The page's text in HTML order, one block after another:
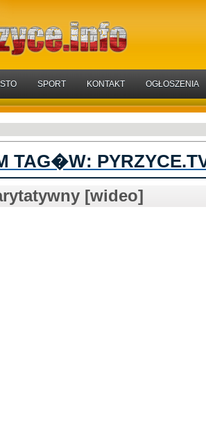
SPORT KONTAKT OGŁOSZENIA
TAG�W:
[wideo]